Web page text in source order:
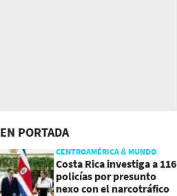
EN PORTADA
CENTROAMÉRICA & MUNDO
Costa Rica investiga a 116
policías por presunto
nexo con el narcotráfico